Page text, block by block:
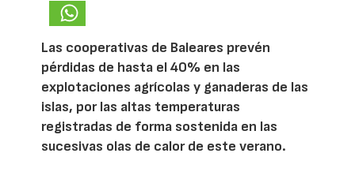
Las cooperativas de Baleares prevén
pérdidas de hasta el 40% en las
explotaciones agrícolas y ganaderas de las
islas, por las altas temperaturas
registradas de forma sostenida en las
sucesivas olas de calor de este verano.